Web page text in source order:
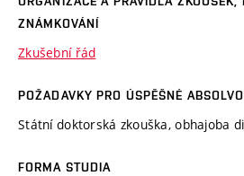
ZNÁMKOVÁNÍ
Zkušební řád
POŽADAVKY PRO ÚSPĚŠNÉ
Státní doktorská zkouška, obhajoba
FORMA STUDIA